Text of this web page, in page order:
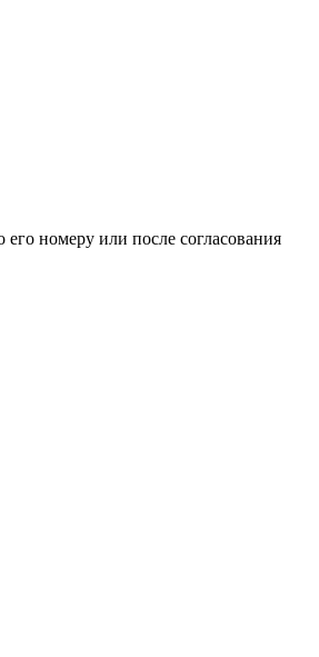
номеру или после согласования